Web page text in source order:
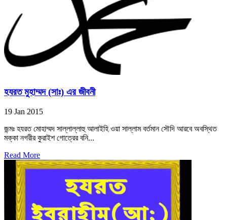
হযরত মুহাম্মদ (সাঃ) এর জীবনী
19 Jan 2015
জন্মঃ হযরত মোহাম্মদ সাল্লাল্লাহু আলাইহি ওয়া সাল্লাম বর্তমান সৌদি আরবে অবস্থিত
মক্কা নগরীর কুরাইশ গোত্রের বনি...
Read More